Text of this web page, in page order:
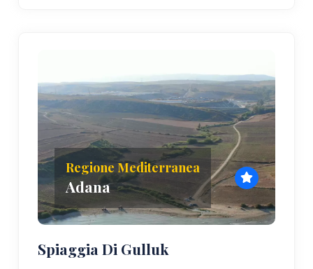
Regione Mediterranea
Adana
Spiaggia Di Gulluk